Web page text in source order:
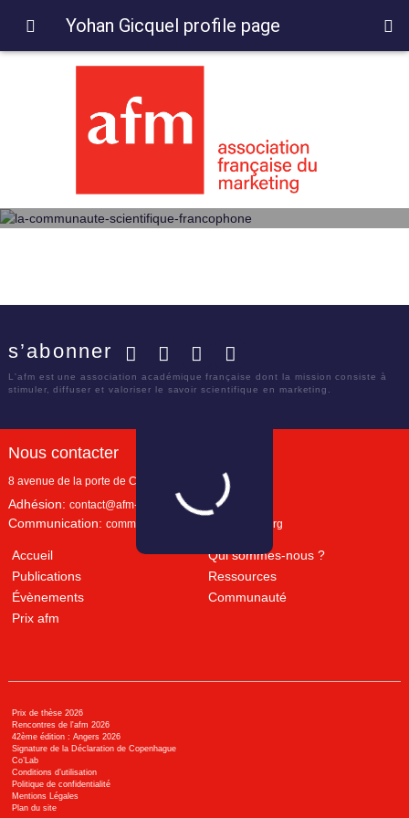
s’abonner
L'afm est une association académique française dont la mission consiste à
stimuler, diffuser et valoriser le savoir scientifique en marketing.
Nous contacter
8 avenue de la porte de Champerret 75017
Adhésion: contact@afm-marketing.org
Communication: communication@afm-marketing.org
Accueil
Qui sommes-nous ?
Publications
Ressources
Évènements
Communauté
Prix afm
Prix de thèse 2026
Rencontres de l'afm 2026
42ème édition : Angers 2026
Signature de la Déclaration de Copenhague
Co’Lab
Conditions d’utilisation
Politique de confidentialité
Mentions Légales
Plan du site
Yohan Gicquel profile page